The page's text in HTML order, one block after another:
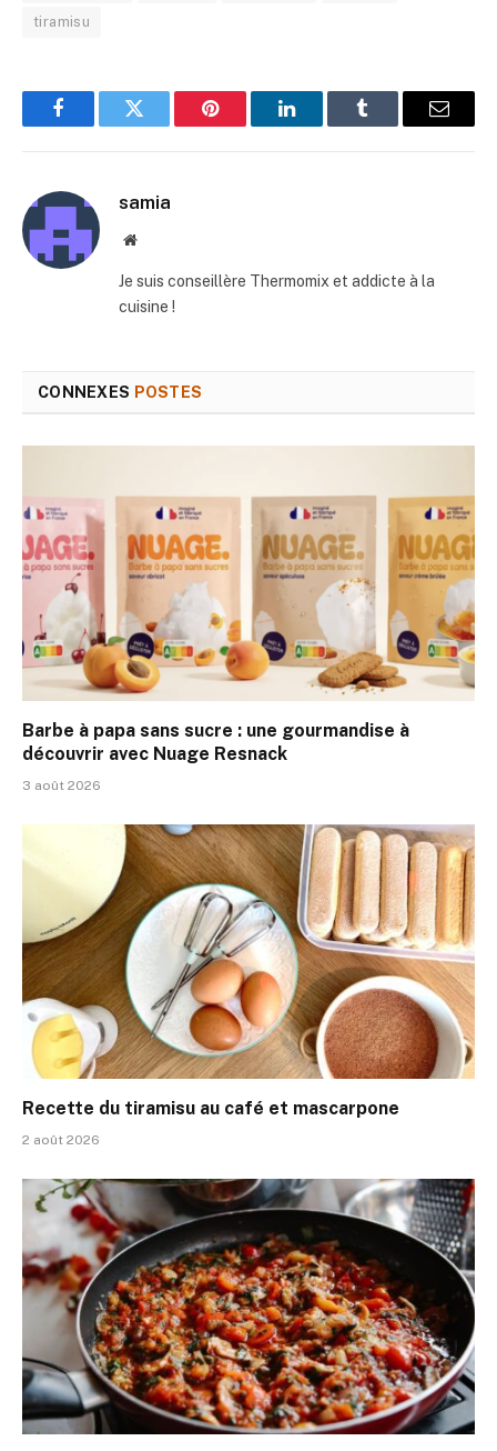
tiramisu
FacebookTwitter Pinterest LinkedInTumblr
E-
samia
Site
Je suis conseillère Thermomix et addicte à la
cuisine !
CONNEXES POSTES
Barbe à papa sans sucre : une gourmandise à
découvrir avec Nuage Resnack
3 août 2026
Recette du tiramisu au café et mascarpone
2 août 2026